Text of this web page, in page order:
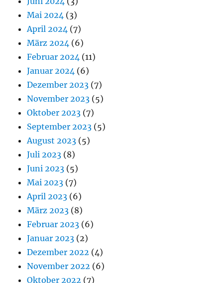
Mai 2024 (3)
April 2024 (7)
März 2024 (6)
Februar 2024 (11)
Januar 2024 (6)
Dezember 2023 (7)
November 2023 (5)
Oktober 2023 (7)
September 2023 (5)
August 2023 (5)
Juli 2023 (8)
Juni 2023 (5)
Mai 2023 (7)
April 2023 (6)
März 2023 (8)
Februar 2023 (6)
Januar 2023 (2)
Dezember 2022 (4)
November 2022 (6)
Oktober 2022 (7)